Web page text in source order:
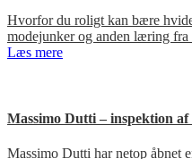
Hvorfor du roligt kan bære
modejunker og anden læring fra
Læs mere
Massimo Dutti – inspektion
Massimo Dutti har netop åbnet